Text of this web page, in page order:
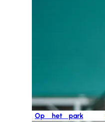
Op het park